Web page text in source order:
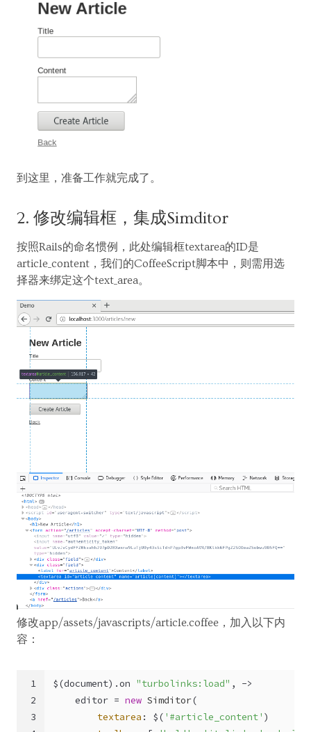
到这里，准备工作就完成了。
2. 修改编辑框，集成Simditor
按照Rails的命名惯例，此处编辑框textarea的ID是
article_content，我们的CoffeeScript脚本中，则需用选
择器来绑定这个text_area。
修改app/assets/javascripts/article.coffee，加入以下内
容：
1
2
3
$(document).on "turbolinks:load" , ->
    editor =
new Simditor(
textarea : $( '#article_content' )